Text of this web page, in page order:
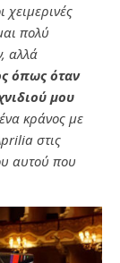
πολύ
αλλά
όπως όταν
μου
κράνος με
στις
αυτού που